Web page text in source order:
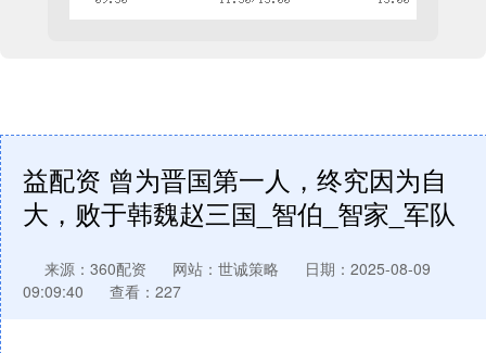
益配资 曾为晋国第一人，终究因为自
大，败于韩魏赵三国_智伯_智家_军队
来源：360配资 网站：世诚策略
日期：2025-08-09
09:09:40
查看：227